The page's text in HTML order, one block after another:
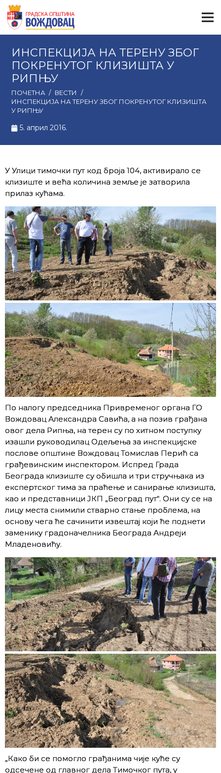
ИНСПЕКЦИЈА НА ТЕРЕНУ ЗБОГ
ПОКРЕНУТОГ КЛИЗИШТА У
РИПЊУ
ПОЧЕТНА / ВЕСТИ
/
ИНСПЕКЦИЈА НА ТЕРЕНУ ЗБОГ ПОКРЕНУТОГ КЛИЗИШТА
У РИПЊУ
5. април 2016.
У Улици тимочки пут код броја 104, активирало се
клизиште и већа количина земље је затворила
прилаз кућама.
По налогу председника Привременог органа ГО
Вождовац Александра Савића, а на позив грађана
овог дела Рипња, на терен су по хитном поступку
изашли руководилац Одељења за инспекцијске
послове општине Вождовац Томислав Перић са
грађевинским инспектором. Испред Града
Београда клизиште су обишла и три стручњака из
експертског тима за праћење и санирање клизишта,
као и представници ЈКП „Београд пут“. Они су се на
лицу места снимили стварно стање проблема, на
основу чега ће сачинити извештај који ће поднети
заменику градоначелника Београда Андреји
Младеновићу.
„Како би се помогло грађанима чије куће су
одсечене од главног дела Тимочког пута, у